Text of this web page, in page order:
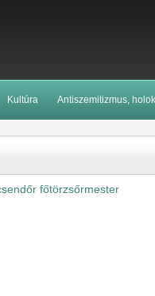
Kultúra Antiszemitizmus,
főtörzsőrmester